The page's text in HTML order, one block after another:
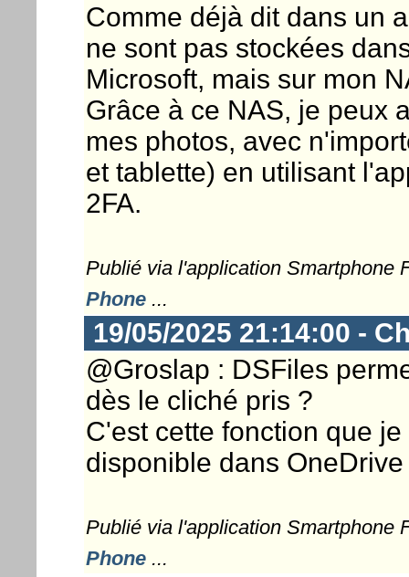
Comme déjà dit dans un
ne sont pas stockées
Microsoft, mais sur mon
Grâce à ce NAS, je peux
mes photos, avec
et tablette) en utilisant
2FA.
Publié via l'application Smartphone
Phone...
19/05/2025 21:14:00 -
@Groslap : DSFiles
dès le cliché pris ?
C'est cette fonction que
disponible dans
Publié via l'application Smartphone
Phone...